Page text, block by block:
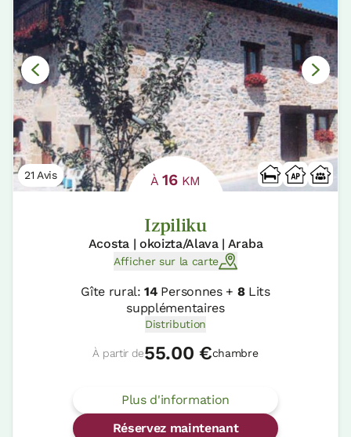
21 Avis À16KM
Izpiliku
Acosta | okoizta/Alava | Araba
Afficher sur la carte
Gîte rural:14Personnes + 8Lits
supplémentaires
Distribution
À partir de55.00 €chambre
Plus d'information
Réservez maintenant